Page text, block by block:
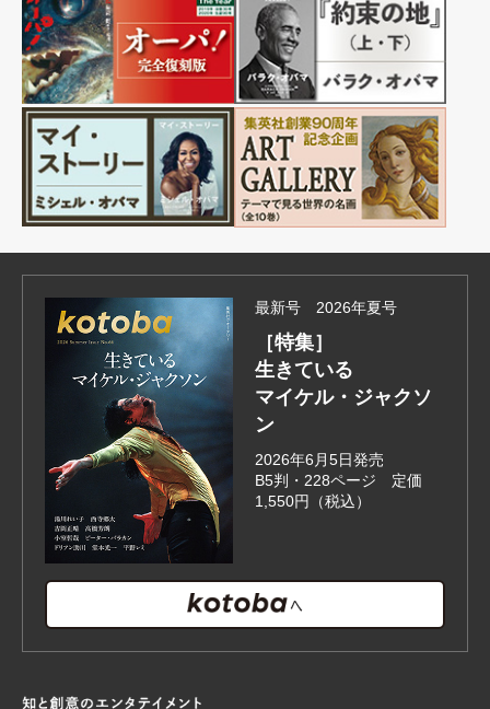
最新号 2026年夏号
［特集］
生きている
マイケル・ジャクソ
ン
2026年6月5日発売
B5判・228ページ 定価
1,550円（税込）